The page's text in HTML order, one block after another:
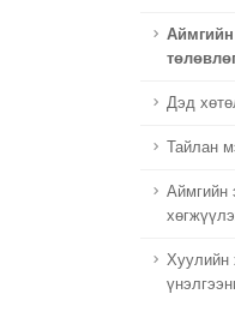
Дэд
Тайлан
Аймгийн
Хуулийн